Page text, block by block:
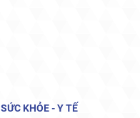
SỨC KHỎE - Y TẾ